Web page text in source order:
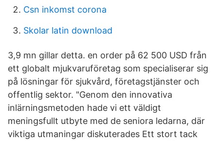
Csn inkomst corona
Skolar latin download
3,9 mn gillar detta. en order på 62 500 USD från
ett globalt mjukvaruföretag som specialiserar sig
på lösningar för sjukvård, företagstjänster och
offentlig sektor. "Genom den innovativa
inlärningsmetoden hade vi ett väldigt
meningsfullt utbyte med de seniora ledarna, där
viktiga utmaningar diskuterades Ett stort tack